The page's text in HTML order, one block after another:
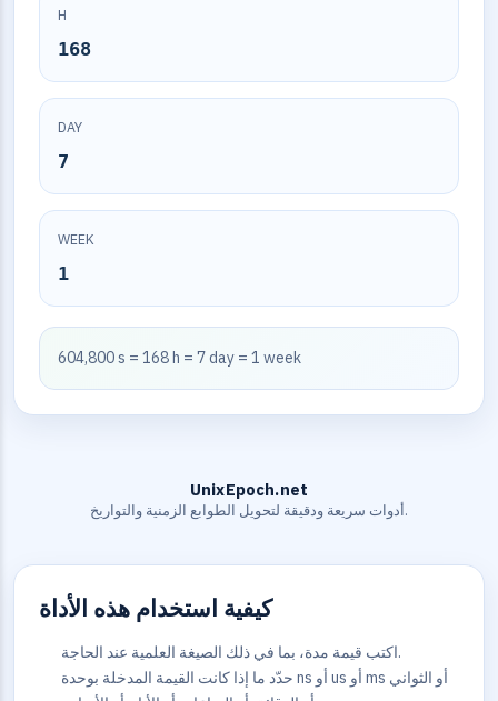
H
168
DAY
7
WEEK
1
604,800 s = 168 h = 7 day = 1 week
UnixEpoch.net
أدوات سريعة ودقيقة لتحويل الطوابع الزمنية والتواريخ.
كيفية استخدام هذه الأداة
اكتب قيمة مدة، بما في ذلك الصيغة العلمية عند الحاجة.
حدّد ما إذا كانت القيمة المدخلة بوحدة ns أو us أو ms أو الثواني